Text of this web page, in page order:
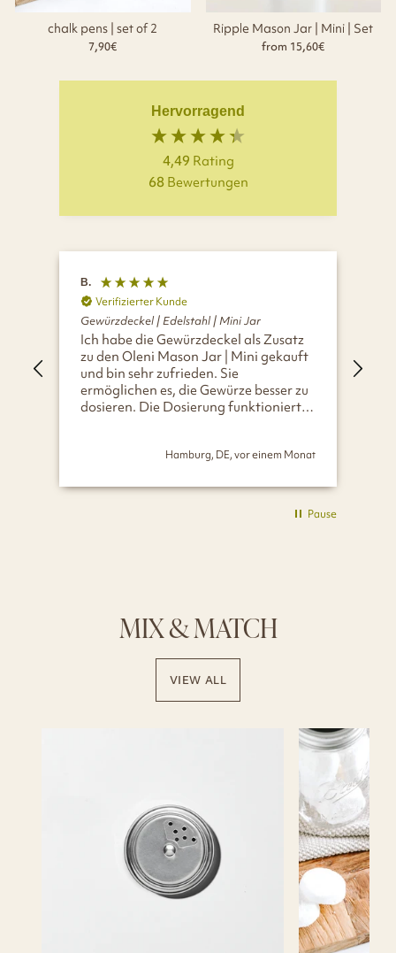
chalk pens | set of 2
7,90€
Ripple Mason Jar | Mini | Set
from 15,60€
Hervorragend
4,49 Rating
68 Bewertungen
B.
Verifizierter Kunde
Gewürzdeckel | Edelstahl | Mini Jar
Ich habe die Gewürzdeckel als Zusatz
zu den Oleni Mason Jar | Mini gekauft
und bin sehr zufrieden. Sie
ermöglichen es, die Gewürze besser zu
dosieren. Die Dosierung funktioniert
Benutzung in der Küche auch toll in
kaufen. :-)
Hamburg, DE, vor einem Monat
Pause
MIX & MATCH
VIEW ALL